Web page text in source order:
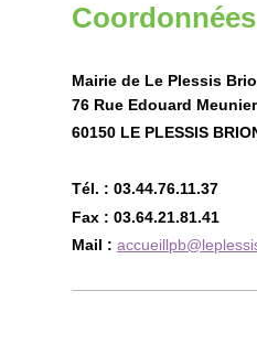
Mairie de Le Plessis
76 Rue Edouard Meunier
60150 LE PLESSIS
Tél. : 03.44.76.11.37
Fax : 03.64.21.81.41
Mail :